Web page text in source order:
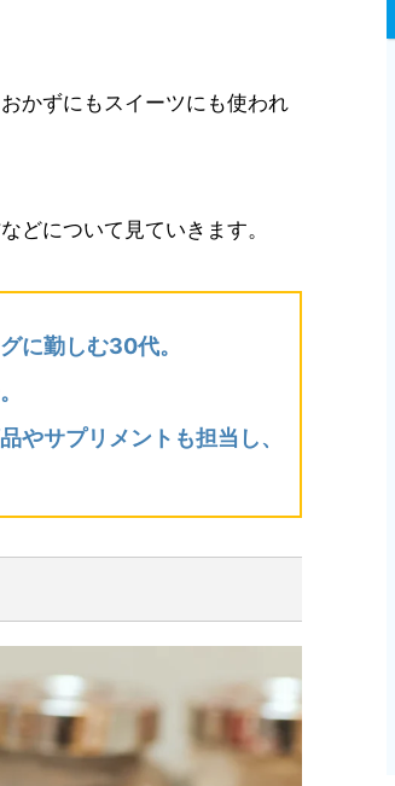
かずにもスイーツにも使われ
どについて見ていきます。
に勤しむ30代。
やサプリメントも担当し、